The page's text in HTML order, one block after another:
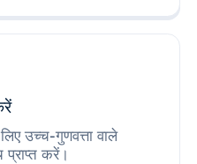
उच्च-गुणवत्ता वाले
करें।